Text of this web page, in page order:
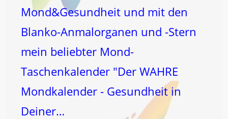
Mond&Gesundheit und mit den
Blanko-Anmalorganen und -Stern
mein beliebter Mond-
Taschenkalender "Der WAHRE
Mondkalender - Gesundheit in
Deiner…